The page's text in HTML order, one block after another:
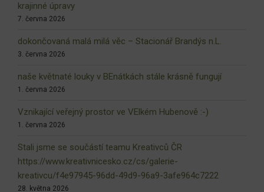
krajinné úpravy
7. června 2026
dokončovaná malá milá věc – Stacionář Brandýs n.L.
3. června 2026
naše květnaté louky v BEnátkách stále krásně fungují
1. června 2026
Vznikající veřejný prostor ve VElkém Hubenově :-)
1. června 2026
Stali jsme se součástí teamu Kreativců ČR
https://www.kreativnicesko.cz/cs/galerie-
kreativcu/f4e97945-96dd-49d9-96a9-3afe964c7222
28. května 2026